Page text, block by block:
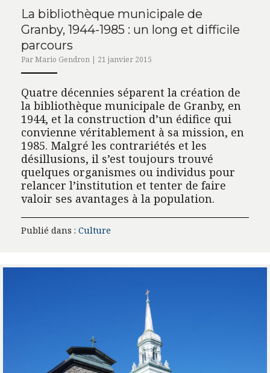
La bibliothèque municipale de
Granby, 1944-1985 : un long et difficile
parcours
Par Mario Gendron | 21 janvier 2015
Quatre décennies séparent la création de
la bibliothèque municipale de Granby, en
1944, et la construction d’un édifice qui
convienne véritablement à sa mission, en
1985. Malgré les contrariétés et les
désillusions, il s’est toujours trouvé
quelques organismes ou individus pour
relancer l’institution et tenter de faire
valoir ses avantages à la population.
Publié dans : Culture